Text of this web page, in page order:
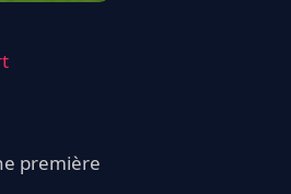
première